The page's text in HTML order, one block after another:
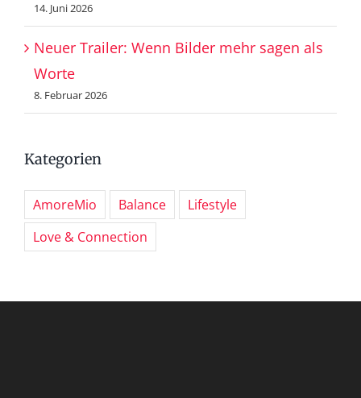
14. Juni 2026
Neuer Trailer: Wenn Bilder mehr sagen als
Worte
8. Februar 2026
Kategorien
AmoreMio Balance
Lifestyle
Love & Connection